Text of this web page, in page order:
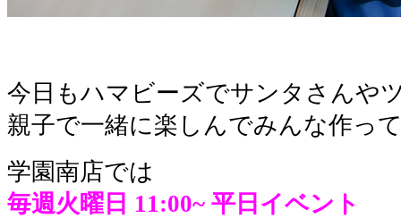
今日もハマビーズでサンタさんや
親子で一緒に楽しんでみんな作っ
学園南店では
毎週火曜日 11:00~ 平日イベント